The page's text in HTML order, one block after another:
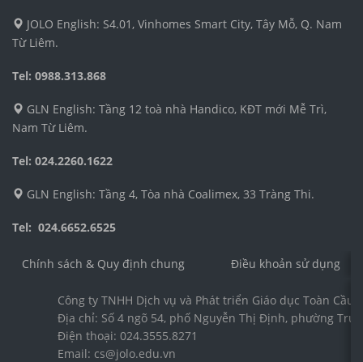
JOLO English: S4.01, Vinhomes Smart City, Tây Mỗ, Q. Nam
Từ Liêm.
Tel: 0988.313.868
GLN English: Tầng 12 toà nhà Handico, KĐT mới Mễ Trì,
Nam Từ Liêm.
Tel: 024.2260.1622
GLN English: Tầng 4, Tòa nhà Coalimex, 33 Tràng Thi.
Tel: 024.6652.6525
Chính sách & Quy định chung Điều khoản sử dụng
Công ty TNHH Dịch vụ và Phát triển Giáo dục Toàn Cầu
Địa chỉ: Số 4 ngõ 54, phố Nguyễn Thị Định, phường
Điện thoại: 024.3555.8271
Email: cs@jolo.edu.vn